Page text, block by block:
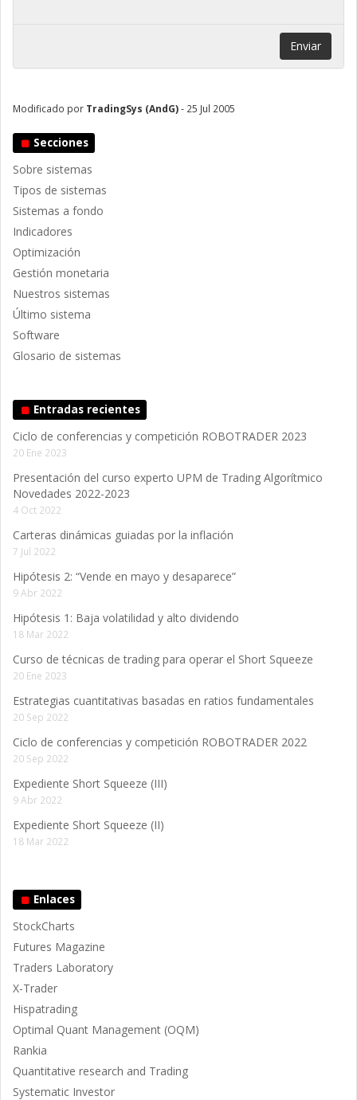
Enviar
Modificado por TradingSys (AndG)- 25 Jul 2005
Secciones
Sobre sistemas
Tipos de sistemas
Sistemas a fondo
Indicadores
Optimización
Gestión monetaria
Nuestros sistemas
Último sistema
Software
Glosario de sistemas
Entradas recientes
Ciclo de conferencias y competición ROBOTRADER 2023
20 Ene 2023
Presentación del curso experto UPM de Trading Algorítmico
Novedades 2022-2023
4 Oct 2022
Carteras dinámicas guiadas por la inflación
7 Jul 2022
Hipótesis 2: “Vende en mayo y desaparece”
9 Abr 2022
Hipótesis 1: Baja volatilidad y alto dividendo
18 Mar 2022
Curso de técnicas de trading para operar el Short Squeeze
20 Ene 2023
Estrategias cuantitativas basadas en ratios fundamentales
20 Sep 2022
Ciclo de conferencias y competición ROBOTRADER 2022
20 Sep 2022
Expediente Short Squeeze (III)
9 Abr 2022
Expediente Short Squeeze (II)
18 Mar 2022
Enlaces
StockCharts
Futures Magazine
Traders Laboratory
X-Trader
Hispatrading
Optimal Quant Management (OQM)
Rankia
Quantitative research and Trading
Systematic Investor